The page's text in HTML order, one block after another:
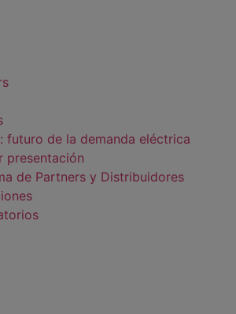
futuro de la demanda eléctrica
presentación
de Partners y Distribuidores